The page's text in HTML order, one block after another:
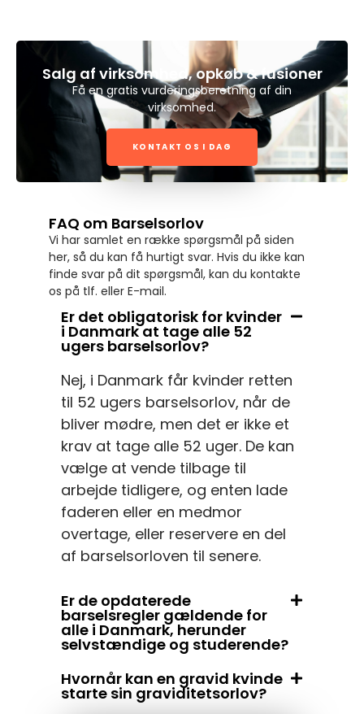
Salg af virksomhed, opkøb & fusioner
Få en gratis vurderingsberetning af din
virksomhed.
KONTAKT OS I DAG
FAQ om Barselsorlov
Vi har samlet en række spørgsmål på siden
her, så du kan få hurtigt svar. Hvis du ikke kan
finde svar på dit spørgsmål, kan du kontakte
os på tlf. eller E-mail.
Er det obligatorisk for kvinder
i Danmark at tage alle 52
ugers barselsorlov?
Nej, i Danmark får kvinder retten
til 52 ugers barselsorlov, når de
bliver mødre, men det er ikke et
krav at tage alle 52 uger. De kan
vælge at vende tilbage til
arbejde tidligere, og enten lade
faderen eller en medmor
overtage, eller reservere en del
af barselsorloven til senere.
Er de opdaterede
barselsregler gældende for
alle i Danmark, herunder
selvstændige og studerende?
Hvornår kan en gravid kvinde
starte sin graviditetsorlov?